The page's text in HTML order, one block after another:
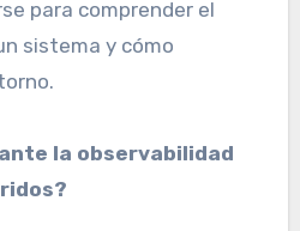
para comprender el
sistema y cómo
la observabilidad